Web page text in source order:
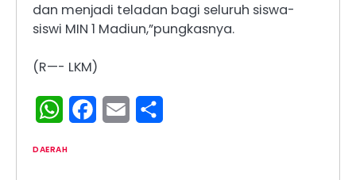
dan menjadi teladan bagi seluruh siswa-
siswi MIN 1 Madiun,”pungkasnya.
(R—- LKM)
WhatsAppFacebook
Email
DAERAH